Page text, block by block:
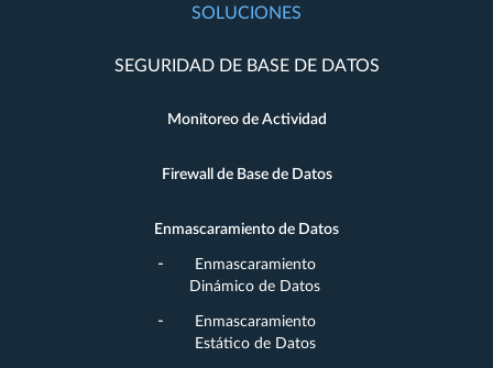
SOLUCIONES
SEGURIDAD DE BASE DE DATOS
Monitoreo de Actividad
Firewall de Base de Datos
Enmascaramiento de Datos
Enmascaramiento
Dinámico de Datos
Enmascaramiento
Estático de Datos